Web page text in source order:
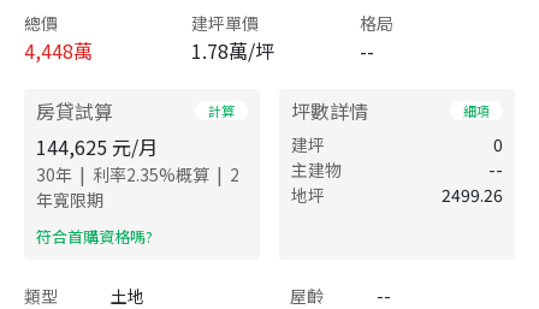
總價
4,448萬
建坪單價
1.78萬/坪
格局
--
房貸試算 計算
144,625 元/月
30年 | 利率2.35%概算 | 2
年寬限期
​符合首購資格嗎?
坪數詳情 細項
建坪
0
主建物
--
地坪
2499.26
類型 土地 屋齡
--